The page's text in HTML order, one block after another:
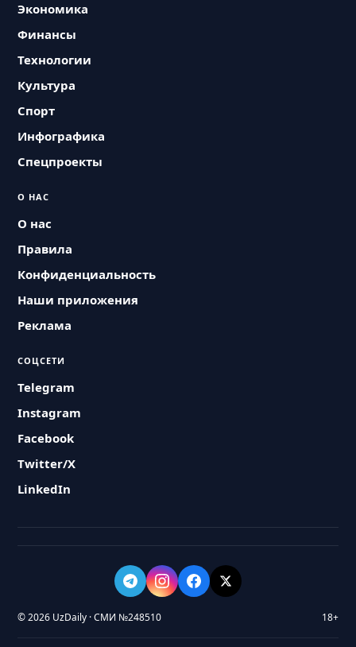
Экономика
Финансы
Технологии
Культура
Спорт
Инфографика
Спецпроекты
О НАС
О нас
Правила
Конфиденциальность
Наши приложения
Реклама
СОЦСЕТИ
Telegram
Instagram
Facebook
Twitter/X
LinkedIn
© 2026 UzDaily · СМИ №248510 18+